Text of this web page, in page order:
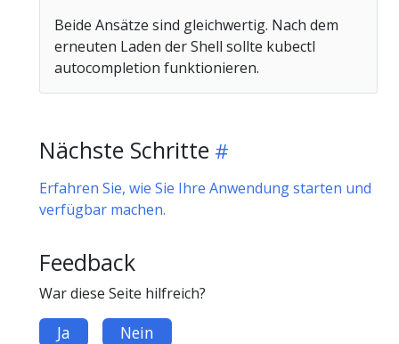
Beide Ansätze sind gleichwertig. Nach dem
erneuten Laden der Shell sollte kubectl
autocompletion funktionieren.
Nächste Schritte
Erfahren Sie, wie Sie Ihre Anwendung starten und
verfügbar machen.
Feedback
War diese Seite hilfreich?
Ja Nein